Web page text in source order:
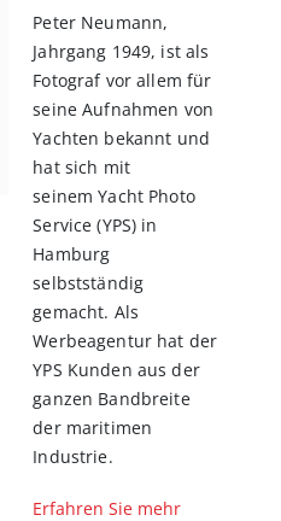
Peter Neumann,
Jahrgang 1949, ist als
Fotograf vor allem für
seine Aufnahmen von
Yachten bekannt und
hat sich mit
seinem Yacht Photo
Service (YPS) in
Hamburg
selbstständig
gemacht. Als
Werbeagentur hat der
YPS Kunden aus der
ganzen Bandbreite
der maritimen
Industrie.
Erfahren Sie mehr